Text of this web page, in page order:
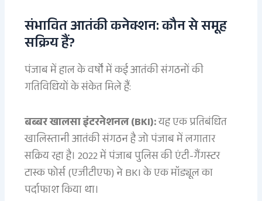
संभावित आतंकी कनेक्शन: कौन से समूह
सक्रिय हैं?
पंजाब में हाल के वर्षों में कई आतंकी संगठनों की
गतिविधियों के संकेत मिले हैं:
बब्बर खालसा इंटरनेशनल (BKI):यह एक प्रतिबंधित
खालिस्तानी आतंकी संगठन है जो पंजाब में लगातार
सक्रिय रहा है। 2022 में पंजाब पुलिस की एंटी-गैंगस्टर
टास्क फोर्स (एजीटीएफ) ने BKI के एक मॉड्यूल का
पर्दाफाश किया था।